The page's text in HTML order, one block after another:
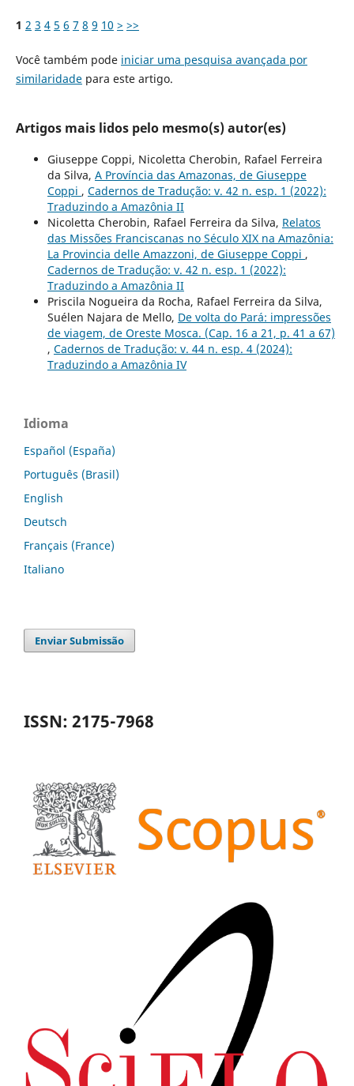
1 2 3 4 5 6 7 8 9 10 > >>
Você também pode iniciar uma pesquisa avançada por
similaridadepara este artigo.
Artigos mais lidos pelo mesmo(s) autor(es)
Giuseppe Coppi, Nicoletta Cherobin, Rafael Ferreira
da Silva, A Província das Amazonas, de Giuseppe
Coppi , Cadernos de Tradução: v. 42 n. esp. 1 (2022):
Traduzindo a Amazônia II
Nicoletta Cherobin, Rafael Ferreira da Silva, Relatos
das Missões Franciscanas no Século XIX na Amazônia:
La Provincia delle Amazzoni, de Giuseppe Coppi ,
Cadernos de Tradução: v. 42 n. esp. 1 (2022):
Traduzindo a Amazônia II
Priscila Nogueira da Rocha, Rafael Ferreira da Silva,
Suélen Najara de Mello, De volta do Pará: impressões
de viagem, de Oreste Mosca. (Cap. 16 a 21, p. 41 a 67)
, Cadernos de Tradução: v. 44 n. esp. 4 (2024):
Traduzindo a Amazônia IV
Idioma
Español (España)
Português (Brasil)
English
Deutsch
Français (France)
Italiano
Enviar Submissão
ISSN: 2175-7968